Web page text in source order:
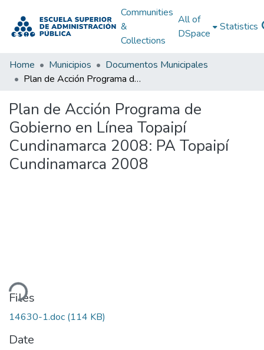
Communities
&
Collections
All of
DSpace
Statistics
Home Municipios
Documentos Municipales
Plan de Acción Programa de Gobierno en Línea Topaipí Cundinamarca 2008: PA Topaipí Cundinamarca 2008
Plan de Acción Programa de
Gobierno en Línea Topaipí
Cundinamarca 2008: PA Topaipí
Cundinamarca 2008
Files
14630-1.doc (114 KB)
Date